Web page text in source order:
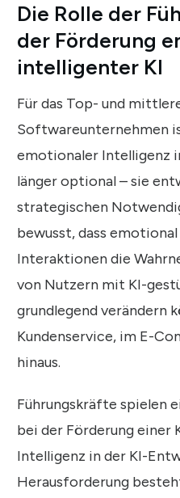
Die Rolle der
der Förderung
intelligenter KI
Für das Top- und
Softwareunternehmen
emotionaler Intelligenz
länger optional – sie
strategischen
bewusst, dass
Interaktionen die
von Nutzern mit KI-
grundlegend verändern
Kundenservice, im E-
hinaus.
Führungskräfte spielen
bei der Förderung einer
Intelligenz in der KI-
Herausforderung